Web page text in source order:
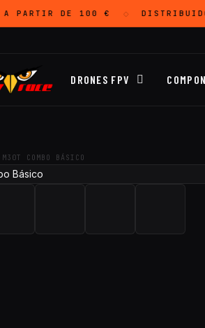
PARTIR DE 100 €
DRONES FPV
M30T COMBO BÁSICO